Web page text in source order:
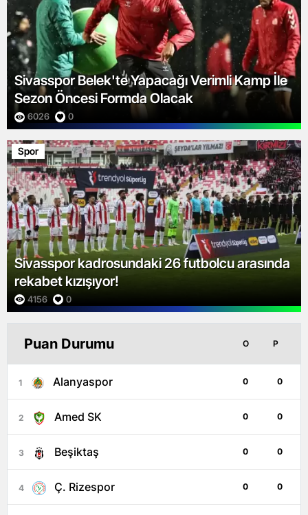
Sivasspor Belek'te Yapacağı Verimli Kamp İle
Sezon Öncesi Formda Olacak
6026 0
Spor
Sivasspor kadrosundaki 26 futbolcu arasında
rekabet kızışıyor!
4156 0
Puan Durumu O P
1 Alanyaspor 0 0
2 Amed SK 0 0
3 Beşiktaş 0 0
4 Ç. Rizespor 0 0